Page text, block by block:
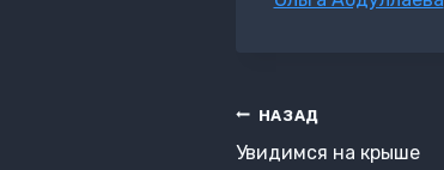
Навигация
по
НАЗАД
Увидимся на крыше